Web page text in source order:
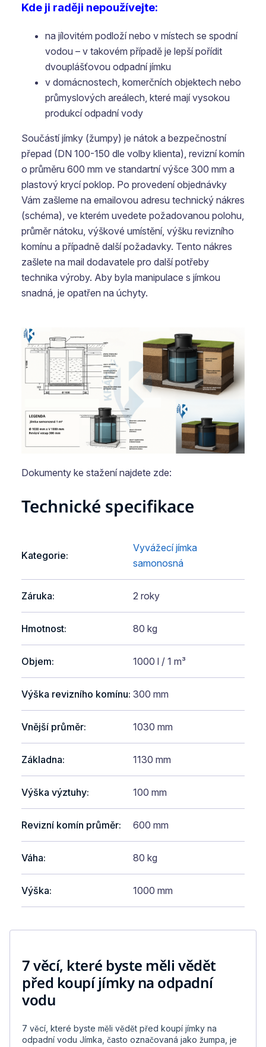
Kde ji raději nepoužívejte:
na jílovitém podloží nebo v místech se spodní
vodou – v takovém případě je lepší pořídit
dvouplášťovou odpadní jímku
v domácnostech, komerčních objektech nebo
průmyslových areálech, které mají vysokou
produkcí odpadní vody
Součástí jímky (žumpy) je nátok a bezpečnostní
přepad (DN 100-150 dle volby klienta), revizní komín
o průměru 600 mm ve standartní výšce 300 mm a
plastový krycí poklop. Po provedení objednávky
Vám zašleme na emailovou adresu technický nákres
(schéma), ve kterém uvedete požadovanou polohu,
průměr nátoku, výškové umístění, výšku revizního
komínu a případně další požadavky. Tento nákres
zašlete na mail dodavatele pro další potřeby
technika výroby. Aby byla manipulace s jímkou
snadná, je opatřen na úchyty.
Dokumenty ke stažení najdete zde:
Technické specifikace
Kategorie:
Vyvážecí jímka
samonosná
Záruka: 2 roky
Hmotnost: 80 kg
Objem: 1000 l / 1 m³
Výška revizního komínu: 300 mm
Vnější průměr: 1030 mm
Základna: 1130 mm
Výška výztuhy: 100 mm
Revizní komín průměr: 600 mm
Váha: 80 kg
Výška: 1000 mm
7 věcí, které byste měli vědět
před koupí jímky na odpadní
vodu
7 věcí, které byste měli vědět před koupí jímky na
odpadní vodu Jímka, často označovaná jako žumpa, je